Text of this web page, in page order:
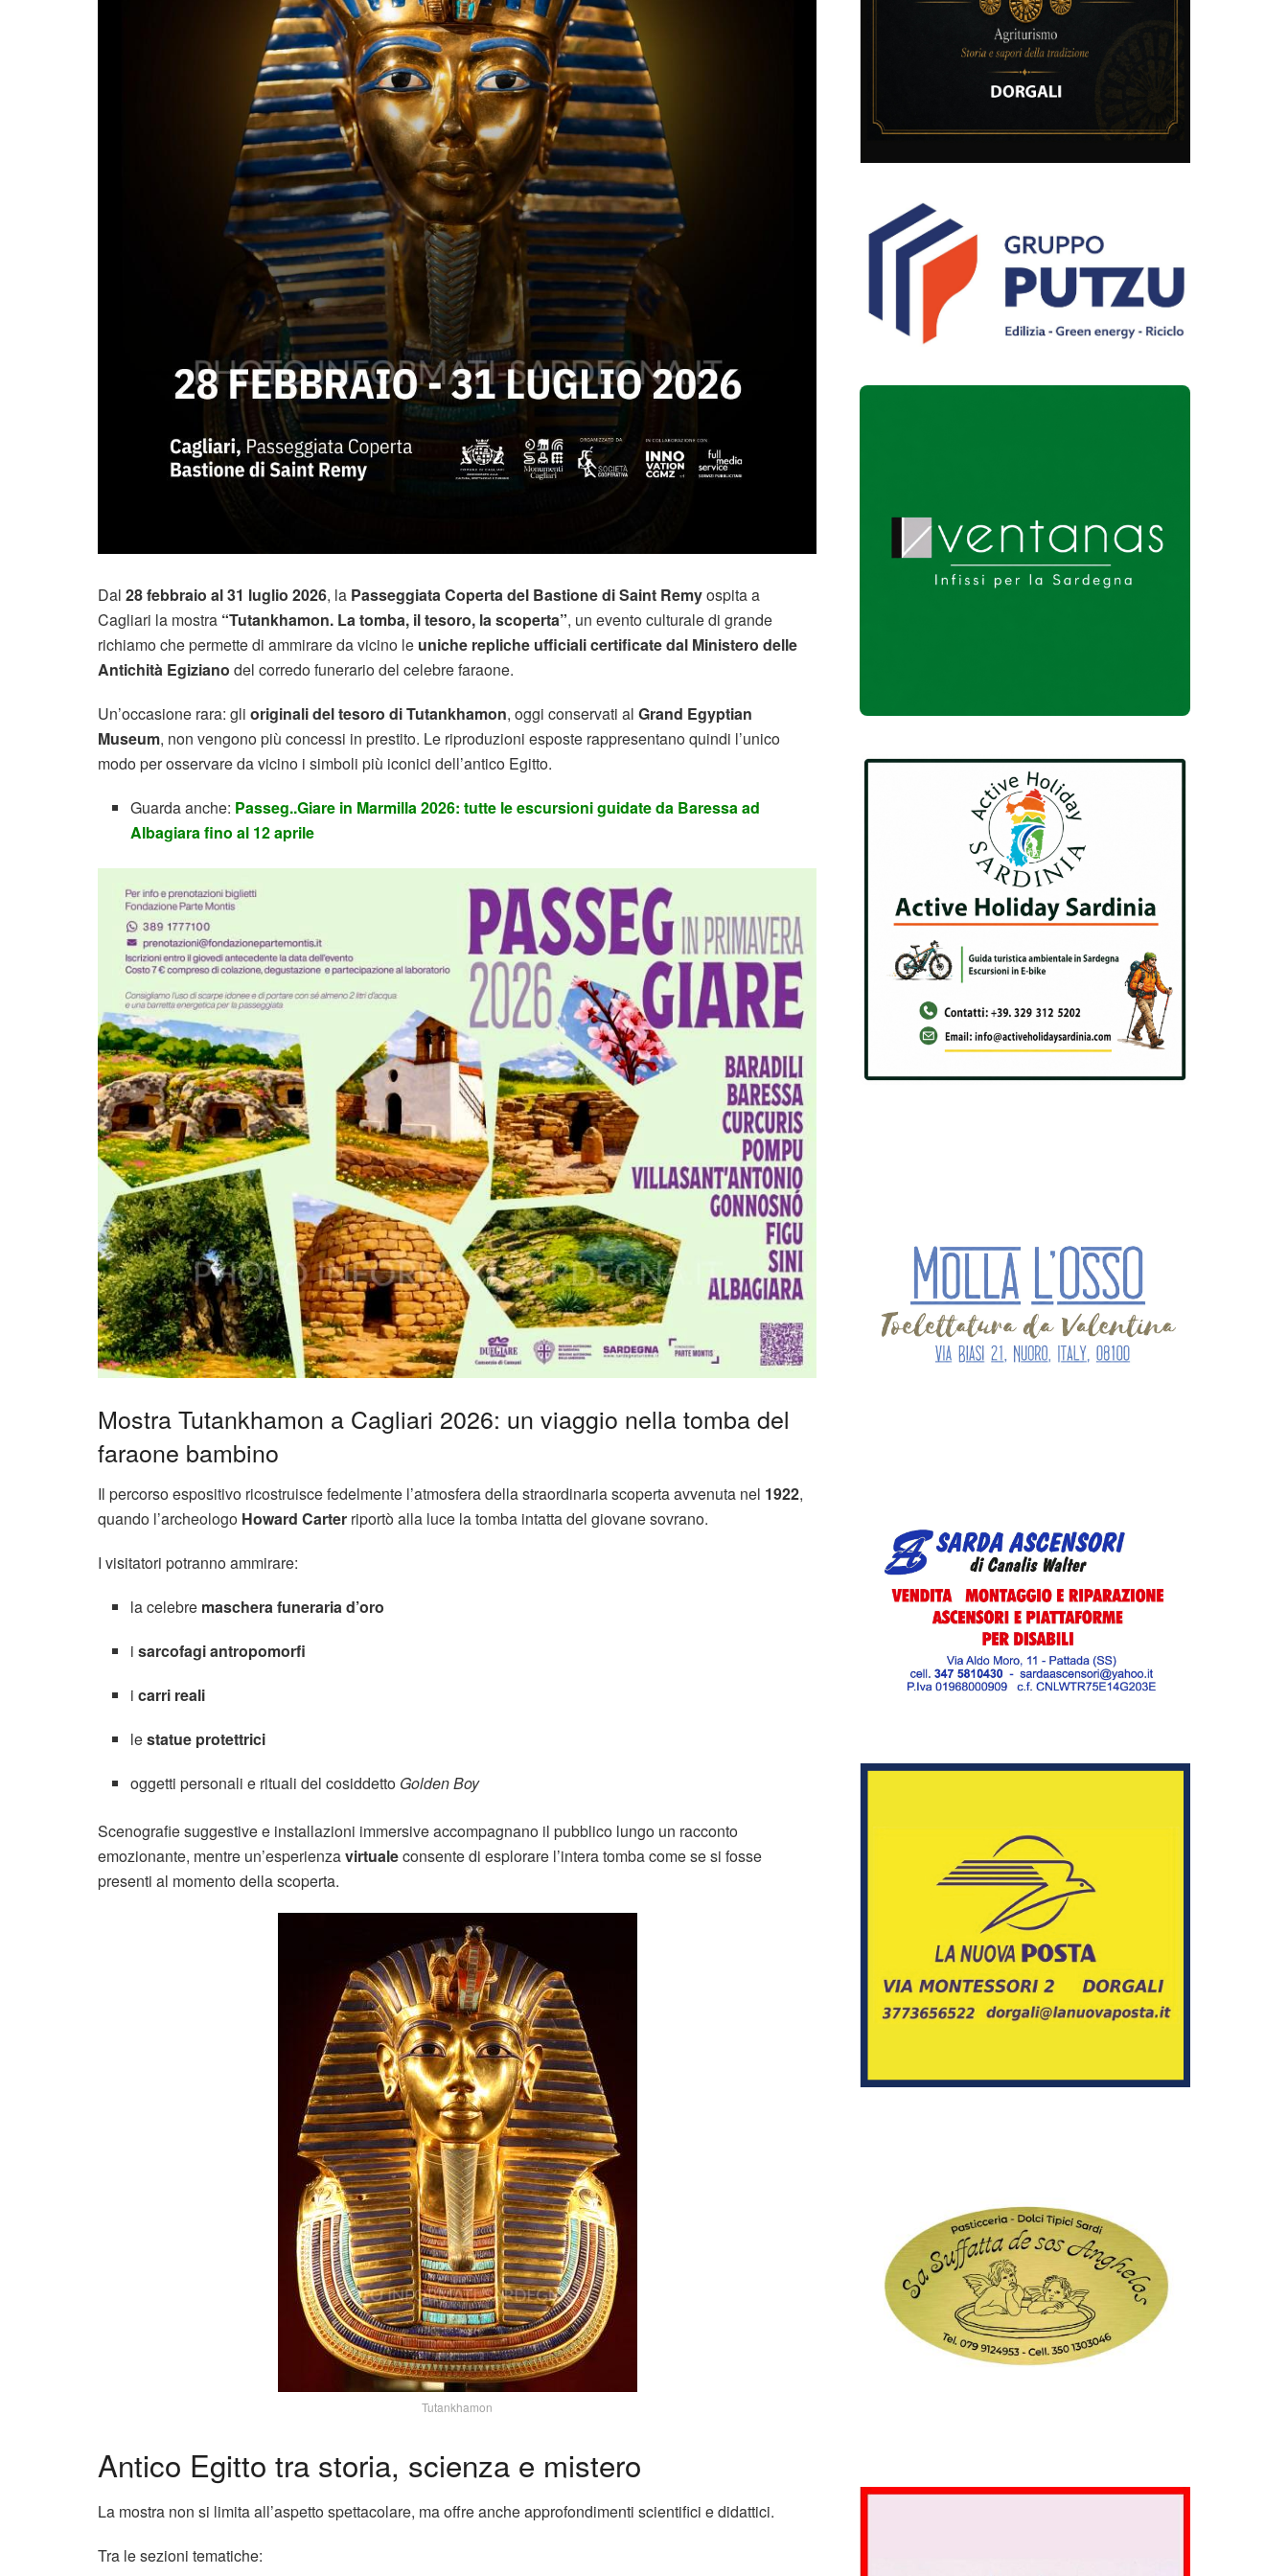
Dal 28 febbraio al 31 luglio 2026, la Passeggiata Coperta del Bastione di Saint Remyospita a
Cagliari la mostra “Tutankhamon. La tomba, il tesoro, la scoperta”, un evento culturale di grande
richiamo che permette di ammirare da vicino le uniche repliche ufficiali certificate dal Ministero delle
Antichità Egiziano del corredo funerario del celebre faraone.
Un’occasione rara: gli originali del tesoro di Tutankhamon, oggi conservati al Grand Egyptian
Museum, non vengono più concessi in prestito. Le riproduzioni esposte rappresentano quindi l’unico
modo per osservare da vicino i simboli più iconici dell’antico Egitto.
Guarda anche: Passeg..Giare in Marmilla 2026: tutte le escursioni guidate da Baressa ad
Albagiara fino al 12 aprile
Mostra Tutankhamon a Cagliari 2026: un viaggio nella tomba del
faraone bambino
Il percorso espositivo ricostruisce fedelmente l’atmosfera della straordinaria scoperta avvenuta nel 1922,
quando l’archeologo Howard Carter riportò alla luce la tomba intatta del giovane sovrano.
I visitatori potranno ammirare:
la celebre maschera funeraria d’oro
isarcofagi antropomorfi
icarri reali
lestatue protettrici
oggetti personali e rituali del cosiddetto Golden Boy
Scenografie suggestive e installazioni immersive accompagnano il pubblico lungo un racconto
emozionante, mentre un’esperienzavirtualeconsente di esplorare l’intera tomba come se si fosse
presenti al momento della scoperta.
Tutankhamon
Antico Egitto tra storia, scienza e mistero
La mostra non si limita all’aspetto spettacolare, ma offre anche approfondimenti scientifici e didattici.
Tra le sezioni tematiche: